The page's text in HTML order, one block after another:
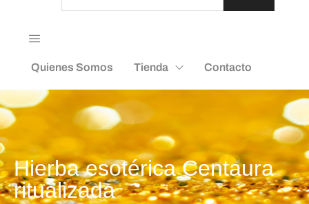
Quienes Somos Tienda Contacto
Hierba esotérica Centaura
ritualizada